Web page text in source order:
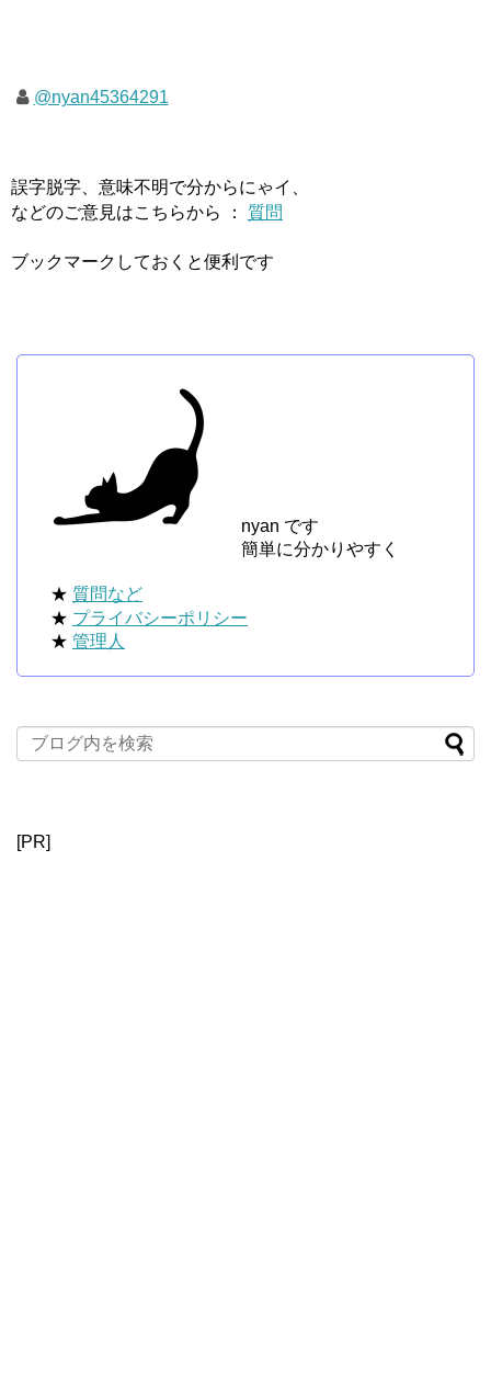
@nyan45364291
誤字脱字、意味不明で分からにゃイ、
などのご意見はこちらから ： 質問
ブックマークしておくと便利です
nyan です
簡単に分かりやすく
★ 質問など
★ プライバシーポリシー
★ 管理人
[PR]